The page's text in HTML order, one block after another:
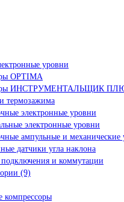
уровни
OPTIMA
ИНСТРУМЕНТАЛЬЩИК
термозажима
электронные уровни
электронные уровни
ампульные и механические
датчики угла наклона
подключения и коммутации
(9)
компрессоры